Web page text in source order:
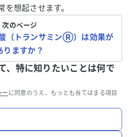
想起させます。
次のページ
（トランサミンⓇ）は効果が
りますか？
、特に知りたいことは何で
ー に同意のうえ、もっとも当てはまる項目